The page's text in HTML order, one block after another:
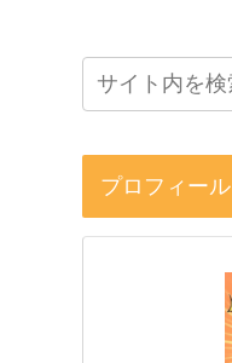
プロフィール